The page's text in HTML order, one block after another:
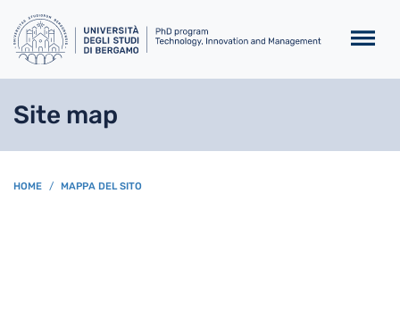
Site map
BREADCRUMB
HOME MAPPA DEL SITO